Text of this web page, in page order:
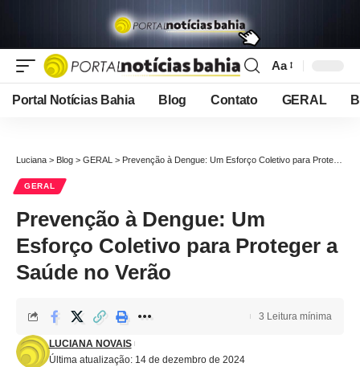
Font
Resizer
Aa
Portal Notícias Bahia Blog Contato GERAL
Luciana > Blog > GERAL > Prevenção à Dengue: Um Esforço Coletivo para Proteger a Saúde no Verão
GERAL
Prevenção à Dengue: Um
Esforço Coletivo para Proteger a
Saúde no Verão
Última atualização: 14 de dezembro de 2024
LUCIANA NOVAIS
3 Leitura mínima